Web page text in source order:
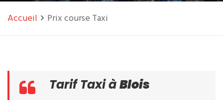
Accueil Prix course Taxi
Tarif Taxi àBlois